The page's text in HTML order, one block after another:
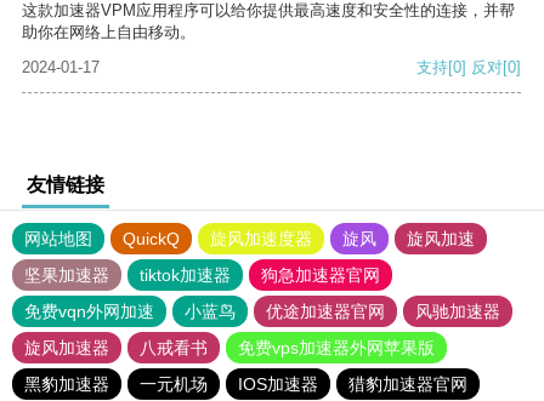
这款加速器VPM应用程序可以给你提供最高速度和安全性的连接，并帮
助你在网络上自由移动。
2024-01-17
支持[0] 反对[0]
友情链接
网站地图 QuickQ 旋风加速度器 旋风
旋风加速
坚果加速器
tiktok加速器
狗急加速器官网
免费vqn外网加速
小蓝鸟 优途加速器官网
风驰加速器
旋风加速器
八戒看书
免费vps加速器外网苹果版
黑豹加速器
一元机场 IOS加速器 猎豹加速器官网